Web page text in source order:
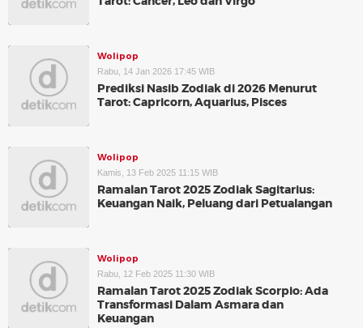
Wolipop
Rabu, 14 Jan 2026 17:45 WIB
Prediksi Nasib Zodiak di 2026 Menurut
Tarot: Capricorn, Aquarius, Pisces
Wolipop
Kamis, 13 Feb 2025 11:15 WIB
Ramalan Tarot 2025 Zodiak Sagitarius:
Keuangan Naik, Peluang dari Petualangan
Wolipop
Rabu, 12 Feb 2025 11:30 WIB
Ramalan Tarot 2025 Zodiak Scorpio: Ada
Transformasi Dalam Asmara dan
Keuangan